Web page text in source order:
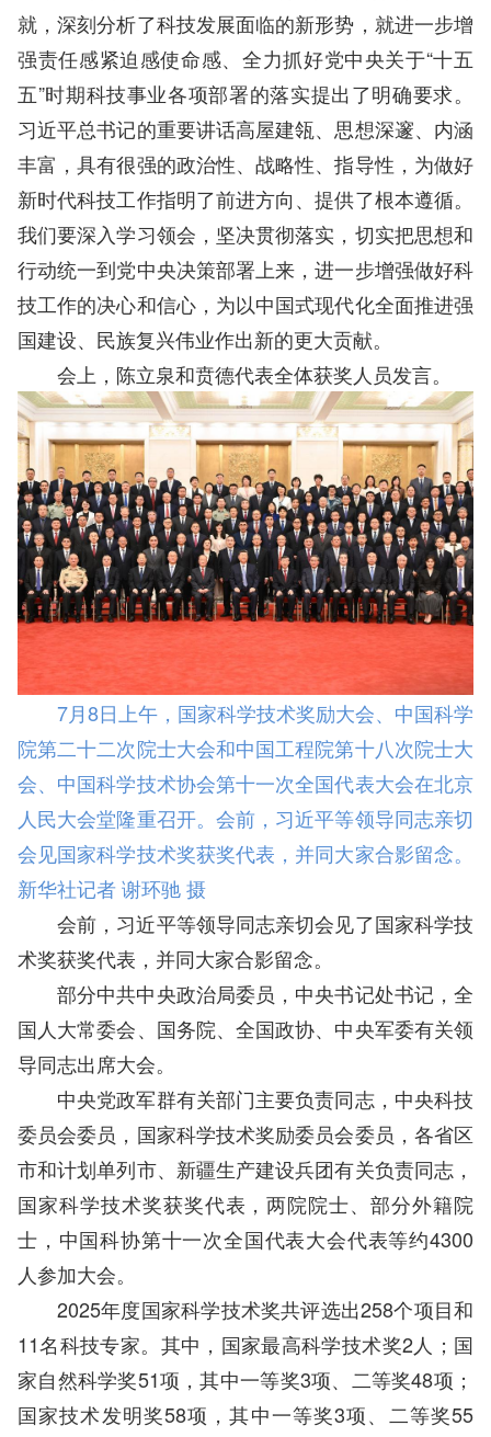
就，深刻分析了科技发展面临的新形势，就进一步增
强责任感紧迫感使命感、全力抓好党中央关于“十五
五”时期科技事业各项部署的落实提出了明确要求。
习近平总书记的重要讲话高屋建瓴、思想深邃、内涵
丰富，具有很强的政治性、战略性、指导性，为做好
新时代科技工作指明了前进方向、提供了根本遵循。
我们要深入学习领会，坚决贯彻落实，切实把思想和
行动统一到党中央决策部署上来，进一步增强做好科
技工作的决心和信心，为以中国式现代化全面推进强
国建设、民族复兴伟业作出新的更大贡献。
会上，陈立泉和贲德代表全体获奖人员发言。
7月8日上午，国家科学技术奖励大会、中国科学
院第二十二次院士大会和中国工程院第十八次院士大
会、中国科学技术协会第十一次全国代表大会在北京
人民大会堂隆重召开。会前，习近平等领导同志亲切
会见国家科学技术奖获奖代表，并同大家合影留念。
新华社记者 谢环驰 摄
会前，习近平等领导同志亲切会见了国家科学技
术奖获奖代表，并同大家合影留念。
部分中共中央政治局委员，中央书记处书记，全
国人大常委会、国务院、全国政协、中央军委有关领
导同志出席大会。
中央党政军群有关部门主要负责同志，中央科技
委员会委员，国家科学技术奖励委员会委员，各省区
市和计划单列市、新疆生产建设兵团有关负责同志，
国家科学技术奖获奖代表，两院院士、部分外籍院
士，中国科协第十一次全国代表大会代表等约4300
人参加大会。
2025年度国家科学技术奖共评选出258个项目和
11名科技专家。其中，国家最高科学技术奖2人；国
家自然科学奖51项，其中一等奖3项、二等奖48项；
国家技术发明奖58项，其中一等奖3项、二等奖55